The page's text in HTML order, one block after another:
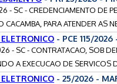
- SC - CREDENCIAMENTO DE
CACAMBA, PARA ATENDER AS
- PCE 115/
- SC - CONTRATACAO, SOB
A EXECUCAO DE SERVICOS
- 25/2026 -